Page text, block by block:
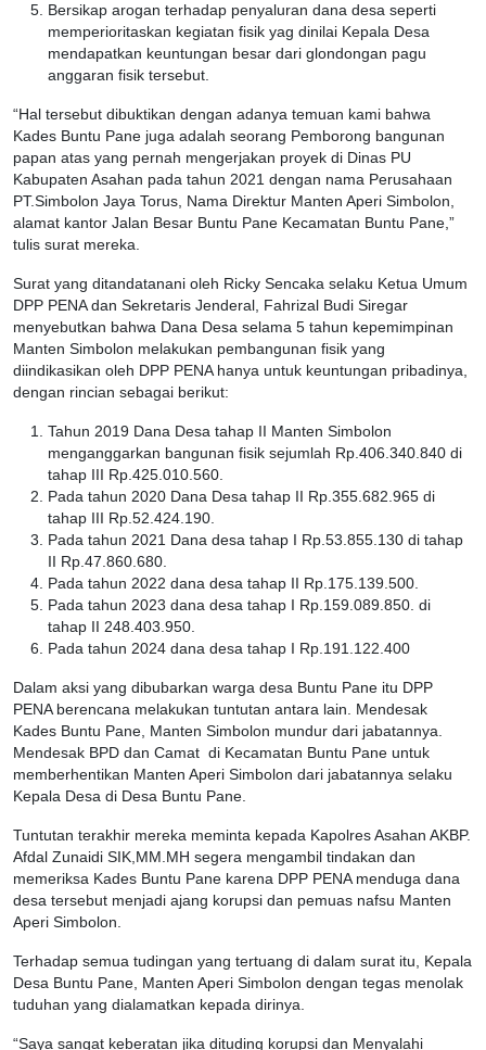
Bersikap arogan terhadap penyaluran dana desa seperti
memperioritaskan kegiatan fisik yag dinilai Kepala Desa
mendapatkan keuntungan besar dari glondongan pagu
anggaran fisik tersebut.
“Hal tersebut dibuktikan dengan adanya temuan kami bahwa
Kades Buntu Pane juga adalah seorang Pemborong bangunan
papan atas yang pernah mengerjakan proyek di Dinas PU
Kabupaten Asahan pada tahun 2021 dengan nama Perusahaan
PT.Simbolon Jaya Torus, Nama Direktur Manten Aperi Simbolon,
alamat kantor Jalan Besar Buntu Pane Kecamatan Buntu Pane,”
tulis surat mereka.
Surat yang ditandatanani oleh Ricky Sencaka selaku Ketua Umum
DPP PENA dan Sekretaris Jenderal, Fahrizal Budi Siregar
menyebutkan bahwa Dana Desa selama 5 tahun kepemimpinan
Manten Simbolon melakukan pembangunan fisik yang
diindikasikan oleh DPP PENA hanya untuk keuntungan pribadinya,
dengan rincian sebagai berikut:
Tahun 2019 Dana Desa tahap II Manten Simbolon
menganggarkan bangunan fisik sejumlah Rp.406.340.840 di
tahap III Rp.425.010.560.
Pada tahun 2020 Dana Desa tahap II Rp.355.682.965 di
tahap III Rp.52.424.190.
Pada tahun 2021 Dana desa tahap I Rp.53.855.130 di tahap
II Rp.47.860.680.
Pada tahun 2022 dana desa tahap II Rp.175.139.500.
Pada tahun 2023 dana desa tahap I Rp.159.089.850. di
tahap II 248.403.950.
Pada tahun 2024 dana desa tahap I Rp.191.122.400
Dalam aksi yang dibubarkan warga desa Buntu Pane itu DPP
PENA berencana melakukan tuntutan antara lain. Mendesak
Kades Buntu Pane, Manten Simbolon mundur dari jabatannya.
Mendesak BPD dan Camat di Kecamatan Buntu Pane untuk
memberhentikan Manten Aperi Simbolon dari jabatannya selaku
Kepala Desa di Desa Buntu Pane.
Tuntutan terakhir mereka meminta kepada Kapolres Asahan AKBP.
Afdal Zunaidi SIK,MM.MH segera mengambil tindakan dan
memeriksa Kades Buntu Pane karena DPP PENA menduga dana
desa tersebut menjadi ajang korupsi dan pemuas nafsu Manten
Aperi Simbolon.
Terhadap semua tudingan yang tertuang di dalam surat itu, Kepala
Desa Buntu Pane, Manten Aperi Simbolon dengan tegas menolak
tuduhan yang dialamatkan kepada dirinya.
“Saya sangat keberatan jika dituding korupsi dan Menyalahi